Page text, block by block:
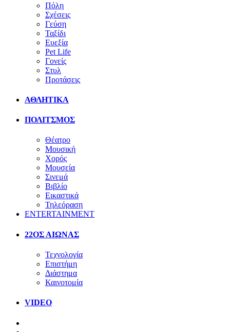
Πόλη
Σχέσεις
Γεύση
Ταξίδι
Ευεξία
Pet Life
Γονείς
Στυλ
Προτάσεις
ΑΘΛΗΤΙΚΑ
ΠΟΛΙΤΣΜΟΣ
Θέατρο
Μουσική
Χορός
Μουσεία
Σινεμά
Βιβλίο
Εικαστικά
Τηλεόραση
ENTERTAINMENT
22ΟΣ ΑΙΩΝΑΣ
Τεχνολογία
Επιστήμη
Διάστημα
Καινοτομία
VIDEO